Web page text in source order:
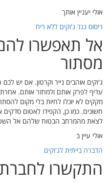
במוסך,
שם.
ייאלצו
זמן רב.